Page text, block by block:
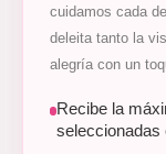
cuidamos cada
deleita tanto la
alegría con un
Recibe la
seleccionadas